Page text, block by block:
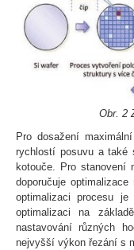
Obr. 2
Pro dosažení
rychlostí posuvu a také
kotouče. Pro stanovení
doporučuje
optimalizaci procesu
optimalizaci na
nastavování různých
nejvyšší výkon řezání s